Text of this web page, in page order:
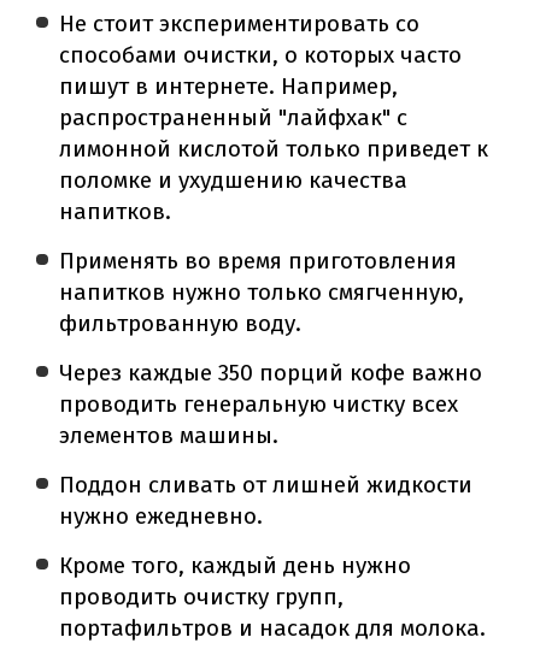
Не стоит экспериментировать со
способами очистки, о которых часто
пишут в интернете. Например,
распространенный "лайфхак" с
лимонной кислотой только приведет к
поломке и ухудшению качества
напитков.
Применять во время приготовления
напитков нужно только смягченную,
фильтрованную воду.
Через каждые 350 порций кофе важно
проводить генеральную чистку всех
элементов машины.
Поддон сливать от лишней жидкости
нужно ежедневно.
Кроме того, каждый день нужно
проводить очистку групп,
портафильтров и насадок для молока.